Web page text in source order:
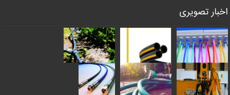
اخبار تصویری